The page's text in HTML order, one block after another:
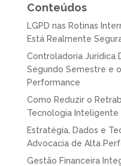
Conteúdos
LGPD nas Rotinas
Está Realmente
Controladoria Jurídica
Segundo Semestre e
Performance
Como Reduzir o
Tecnologia Inteligente
Estratégia, Dados e
Advocacia de Alta
Gestão Financeira